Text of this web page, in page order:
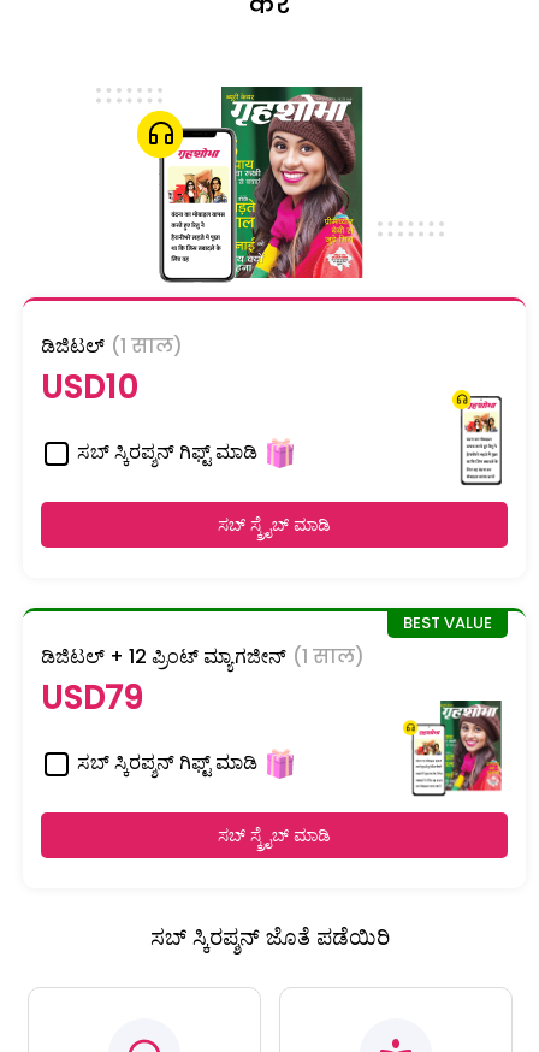
ಡಿಜಿಟಲ್ (1 साल)
USD10
ಸಬ್ ಸ್ಕಿರಪ್ಶನ್ ಗಿಫ್ಟ್ ಮಾಡಿ
ಸಬ್ ಸ್ಕ್ರೈಬ್ ಮಾಡಿ
ಡಿಜಿಟಲ್ + 12 ಪ್ರಿಂಟ್ ಮ್ಯಾಗಜೀನ್ (1 साल)
USD79
ಸಬ್ ಸ್ಕಿರಪ್ಶನ್ ಗಿಫ್ಟ್ ಮಾಡಿ
ಸಬ್ ಸ್ಕ್ರೈಬ್ ಮಾಡಿ
ಸಬ್ ಸ್ಕಿರಪ್ಶನ್ ಜೊತೆ ಪಡೆಯಿರಿ